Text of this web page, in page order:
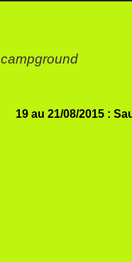
campground
19 au 21/08/2015 :